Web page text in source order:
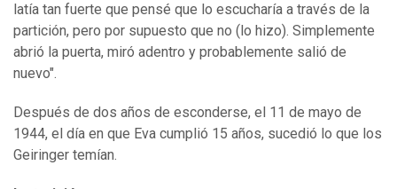
latía tan fuerte que pensé que lo escucharía a través de la
partición, pero por supuesto que no (lo hizo). Simplemente
abrió la puerta, miró adentro y probablemente salió de
nuevo".
Después de dos años de esconderse, el 11 de mayo de
1944, el día en que Eva cumplió 15 años, sucedió lo que los
Geiringer temían.